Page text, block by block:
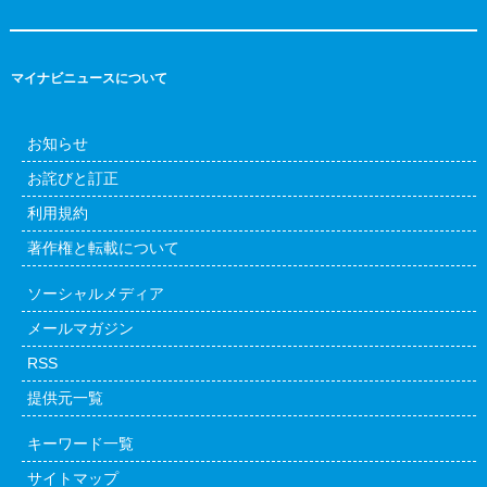
マイナビニュースについて
お知らせ
お詫びと訂正
利用規約
著作権と転載について
ソーシャルメディア
メールマガジン
RSS
提供元一覧
キーワード一覧
サイトマップ